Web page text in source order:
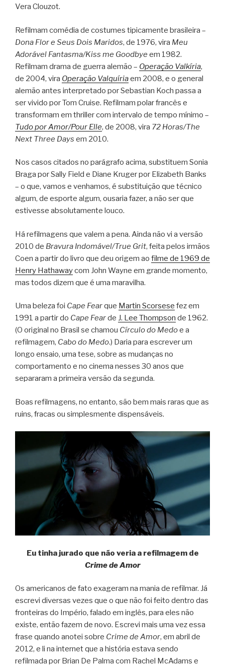
Vera Clouzot.
Refilmam comédia de costumes tipicamente brasileira –
Dona Flor e Seus Dois Maridos, de 1976, vira Meu
Adorável Fantasma/Kiss me Goodbye em 1982.
Refilmam drama de guerra alemão – Operação Valkíria,
de 2004, vira Operação Valquíriaem 2008, e o general
alemão antes interpretado por Sebastian Koch passa a
ser vivido por Tom Cruise. Refilmam polar francês e
transformam em thriller com intervalo de tempo mínimo –
Tudo por Amor/Pour Elle, de 2008, vira 72 Horas/The
Next Three Days em 2010.
Nos casos citados no parágrafo acima, substituem Sonia
Braga por Sally Field e Diane Kruger por Elizabeth Banks
– o que, vamos e venhamos, é substituição que técnico
algum, de esporte algum, ousaria fazer, a não ser que
estivesse absolutamente louco.
Há refilmagens que valem a pena. Ainda não vi a versão
2010 de Bravura Indomável/True Grit, feita pelos irmãos
Coen a partir do livro que deu origem ao filme de 1969 de
Henry Hathawaycom John Wayne em grande momento,
mas todos dizem que é uma maravilha.
Uma beleza foi Cape Fearque Martin Scorsese fez em
1991 a partir do Cape Fearde J. Lee Thompson de 1962.
(O original no Brasil se chamou Círculo do Medoe a
refilmagem, Cabo do Medo.) Daria para escrever um
longo ensaio, uma tese, sobre as mudanças no
comportamento e no cinema nesses 30 anos que
separaram a primeira versão da segunda.
Boas refilmagens, no entanto, são bem mais raras que as
ruins, fracas ou simplesmente dispensáveis.
Eu tinha jurado que não veria a refilmagem de
Crime de Amor
Os americanos de fato exageram na mania de refilmar. Já
escrevi diversas vezes que o que não foi feito dentro das
fronteiras do Império, falado em inglês, para eles não
existe, então fazem de novo. Escrevi mais uma vez essa
frase quando anotei sobre Crime de Amor, em abril de
2012, e li na internet que a história estava sendo
refilmada por Brian De Palma com Rachel McAdams e